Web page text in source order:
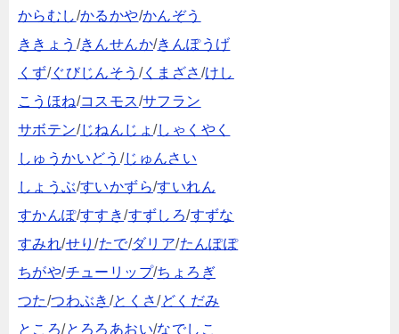
からむし/かるかや/かんぞう
ききょう /きんせんか/きんぽうげ
くず/ぐびじんそう /くまざさ /けし
こうほね/コスモス/サフラン
サボテン/じねんじょ/しゃくやく
しゅうかいどう /じゅんさい
しょうぶ/すいかずら/すいれん
すかんぽ/すすき/すずしろ/すずな
すみれ/せり/たで/ダリア/たんぽぽ
ちがや/チューリップ/ちょろぎ
つた/つわぶき /とくさ/どくだみ
ところ/とろろあおい/なでしこ